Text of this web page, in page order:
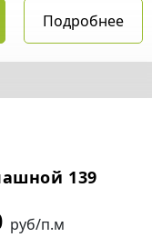
Подробнее
139
руб/п.м